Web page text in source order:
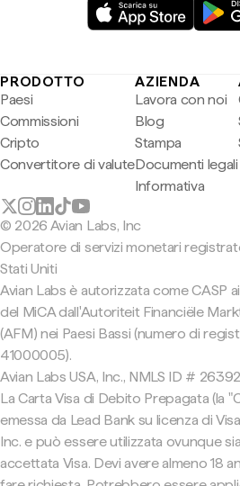
PRODOTTO
Paesi
Commissioni
Cripto
Convertitore di valute
AZIENDA
Lavora con noi
Blog
Stampa
Documenti legali
Informativa
© 2026 Avian Labs, Inc
Operatore di servizi monetari
Stati Uniti
Avian Labs è autorizzata come CASP
del MiCA dall'Autoriteit Financiële
(AFM) nei Paesi Bassi (numero di
41000005).
Avian Labs USA, Inc., NMLS ID #
La Carta Visa di Debito Prepagata (la
emessa da Lead Bank su licenza di Visa
Inc. e può essere utilizzata ovunque sia
accettata Visa. Devi avere almeno 18